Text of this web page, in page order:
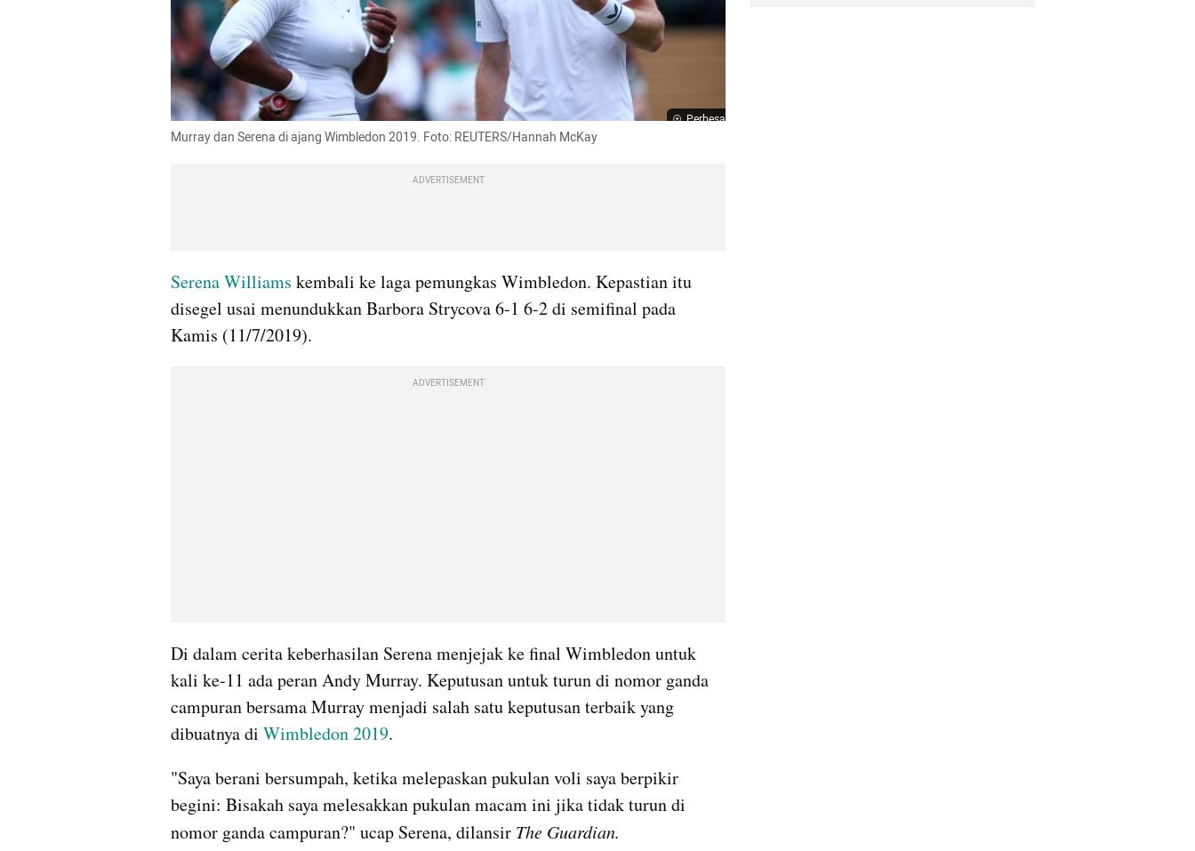
Perbesar
Murray dan Serena di ajang Wimbledon 2019. Foto: REUTERS/Hannah McKay
ADVERTISEMENT
Serena Williams kembali ke laga pemungkas Wimbledon. Kepastian itu
disegel usai menundukkan Barbora Strycova 6-1 6-2 di semifinal pada
Kamis (11/7/2019).
ADVERTISEMENT
Di dalam cerita keberhasilan Serena menjejak ke final Wimbledon untuk
kali ke-11 ada peran Andy Murray. Keputusan untuk turun di nomor ganda
campuran bersama Murray menjadi salah satu keputusan terbaik yang
dibuatnya di Wimbledon 2019.
"Saya berani bersumpah, ketika melepaskan pukulan voli saya berpikir
begini: Bisakah saya melesakkan pukulan macam ini jika tidak turun di
nomor ganda campuran?" ucap Serena, dilansir The Guardian.